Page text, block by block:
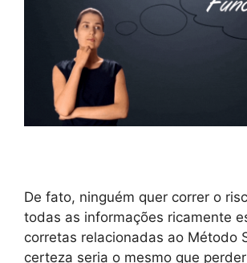
De fato, ninguém quer correr o
todas as informações ricamente
corretas relacionadas ao Método
certeza seria o mesmo que